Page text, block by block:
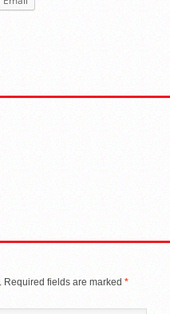
Required fields are marked *